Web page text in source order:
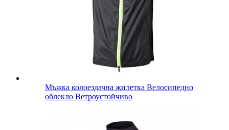
Мъжка колоездачна жилетка Велосипедно
облекло Ветроустойчиво